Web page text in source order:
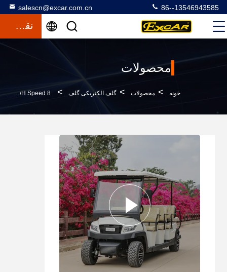
salescn@excar.com.cn 86--13546943585
نقل قول
محصولات
خونه > محصولات > گلف الکتریکی گلف >
8 Front Seats & 3 Rear Electric Golf Buggy 48V Lithium Battery AC Motor Steel Chassis 25km/h Speed